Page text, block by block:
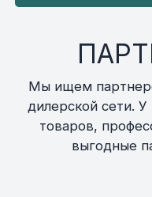
Мы ищем
дилерской сети.
товаров,
выгодные